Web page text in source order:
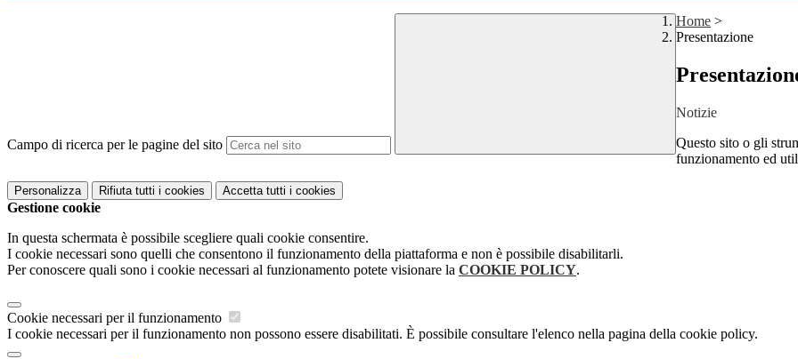
Campo di ricerca per le pagine del sito
Home >
Presentazione
Notizie
Questo sito o gli
funzionamento ed
Personalizza Rifiuta tutti i cookies Accetta tutti i cookies
Gestione cookie
In questa schermata è possibile scegliere quali cookie consentire.
I cookie necessari sono quelli che consentono il funzionamento della piattaforma e non è possibile disabilitarli.
Per conoscere quali sono i cookie necessari al funzionamento potete visionare la COOKIE POLICY.
Cookie necessari per il funzionamento
I cookie necessari per il funzionamento non possono essere disabilitati. È possibile consultare l'elenco nella pagina della cookie policy.